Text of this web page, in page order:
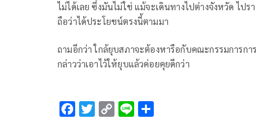
ไม่ได้เลย ซึ่งมันไม่ใช่ แม้จะเดินทางไปต่างจังหวัด ไป
ถือว่าได้ประโยชน์ตรงนี้ตามมา
ถามอีกว่า ใกล้ยุบสภาจะต้องหารือกับคณะกรรมการก
กล่าวว่าเอาไว้ให้ยุบแล้วค่อยคุยดีกว่า
F T C Li